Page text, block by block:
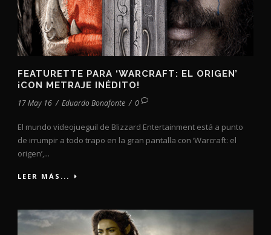
FEATURETTE PARA ‘WARCRAFT: EL ORIGEN’
¡CON METRAJE INÉDITO!
17 May 16 / Eduardo Bonafonte / 0
El mundo videojueguil de Blizzard Entertainment está a punto
de irrumpir a todo trapo en la gran pantalla con ‘Warcraft: el
origen’,...
LEER MÁS...